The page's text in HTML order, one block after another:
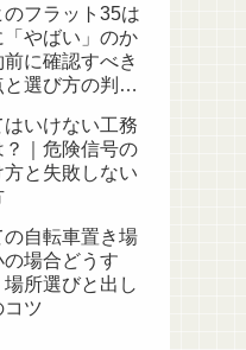
のフラット35は
「やばい」のか
前に確認すべき
選び方の判断
はいけない工務
？｜危険信号の
方と失敗しない
の自転車置き場
の場合どうす
場所選びと出し
コツ